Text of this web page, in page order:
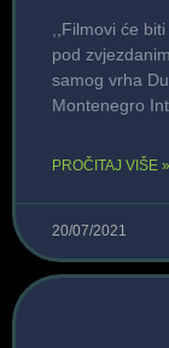
,,Filmovi će
pod
samog vrha
Montenegro
PROČITAJ VIŠE »
20/07/2021